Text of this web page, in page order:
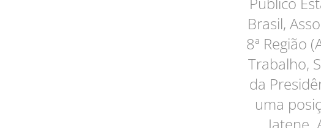
Brasil,
8ª Região
Trabalho,
da
uma